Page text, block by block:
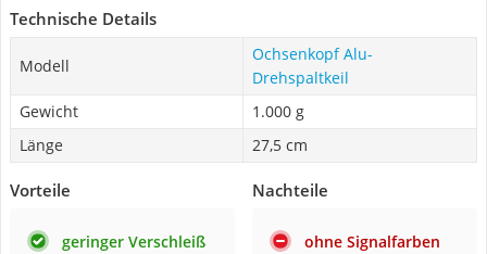
Technische Details
Modell
Ochsenkopf Alu-
Drehspaltkeil
Gewicht
1.000 g
Länge
27,5 cm
Vorteile
geringer Verschleiß
Nachteile
ohne Signalfarben